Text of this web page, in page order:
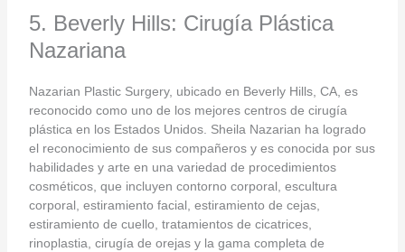
5. Beverly Hills: Cirugía Plástica
Nazariana
Nazarian Plastic Surgery, ubicado en Beverly Hills, CA, es
reconocido como uno de los mejores centros de cirugía
plástica en los Estados Unidos. Sheila Nazarian ha logrado
el reconocimiento de sus compañeros y es conocida por sus
habilidades y arte en una variedad de procedimientos
cosméticos, que incluyen contorno corporal, escultura
corporal, estiramiento facial, estiramiento de cejas,
estiramiento de cuello, tratamientos de cicatrices,
rinoplastia, cirugía de orejas y la gama completa de